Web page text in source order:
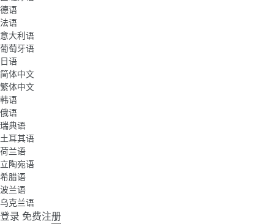
德语
法语
意大利语
葡萄牙语
日语
简体中文
繁体中文
韩语
俄语
瑞典语
土耳其语
荷兰语
立陶宛语
希腊语
波兰语
乌克兰语
登录 免费注册